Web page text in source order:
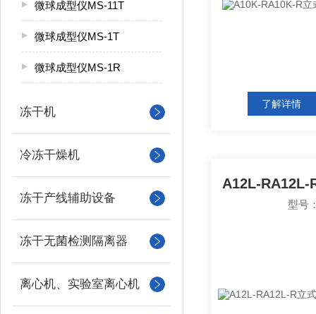
微球成型仪MS-11T
微球成型仪MS-1T
微球成型仪MS-1R
冻干机
冷冻干燥机
冻干产线辅助设备
冻干无菌检测隔离器
离心机、实验室离心机
了解详情
型号